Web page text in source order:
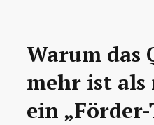
Warum das
mehr ist als
ein